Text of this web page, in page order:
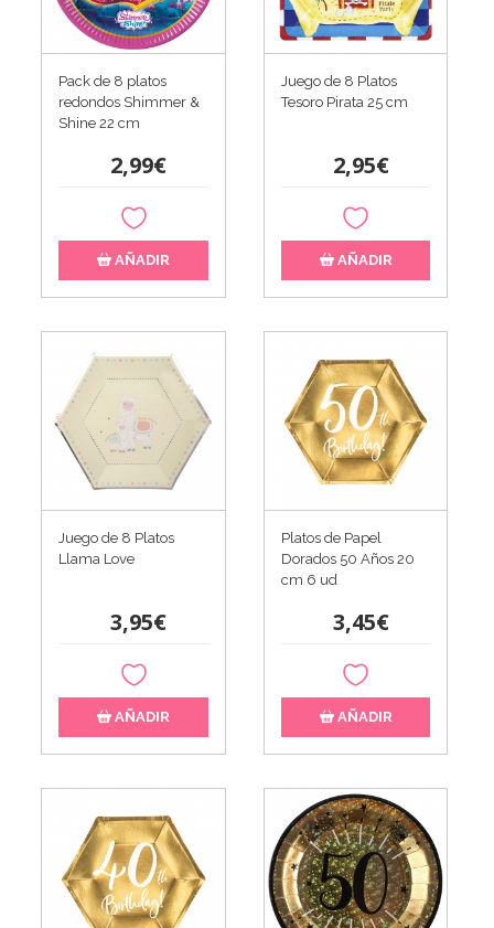
Pack de 8 platos
redondos Shimmer &
Shine 22 cm
2,99€
AÑADIR
Juego de 8 Platos
Tesoro Pirata 25 cm
2,95€
AÑADIR
Juego de 8 Platos
Llama Love
3,95€
AÑADIR
Platos de Papel
Dorados 50 Años 20
cm 6 ud
3,45€
AÑADIR